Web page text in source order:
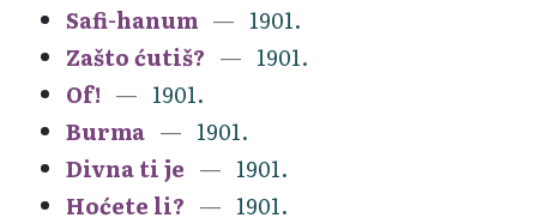
Safi-hanum
1901.
Zašto ćutiš?
1901.
Of!
1901.
Burma
1901.
Divna ti je
1901.
Hoćete li?
1901.